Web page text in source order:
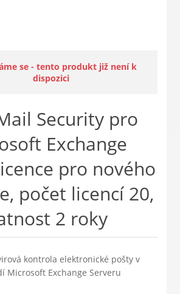
se - tento produkt již není k
dispozici
Security pro
Exchange
pro nového
počet licencí 20,
2 roky
kontrola elektronické pošty v
Microsoft Exchange Serveru